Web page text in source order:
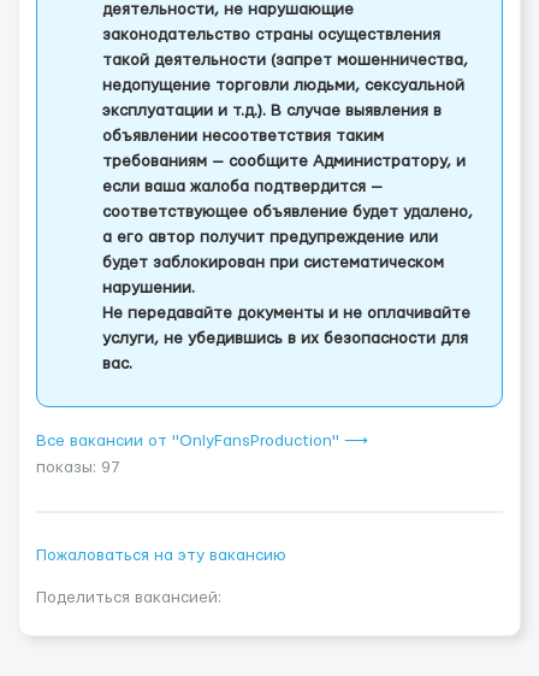
деятельности, не нарушающие
законодательство страны осуществления
такой деятельности (запрет мошенничества,
недопущение торговли людьми, сексуальной
эксплуатации и т.д.). В случае выявления в
объявлении несоответствия таким
требованиям — сообщите Администратору, и
если ваша жалоба подтвердится —
соответствующее объявление будет удалено,
а его автор получит предупреждение или
будет заблокирован при систематическом
нарушении.
Не передавайте документы и не оплачивайте
услуги, не убедившись в их безопасности для
вас.
Все вакансии от "OnlyFansProduction" ⟶
показы: 97
Пожаловаться на эту вакансию
Поделиться вакансией: